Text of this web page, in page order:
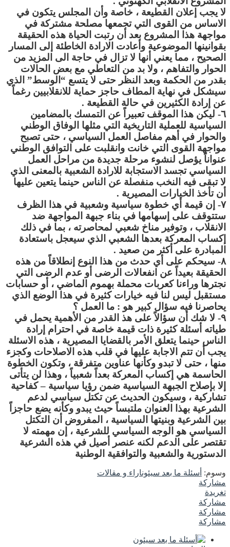
لا يجب إعلان القطيعة ، خاصة وأن المجلس يتكون في
الاساس من القوى التي تجمعها مصلحة مشتركة في
مواجهة هذا المشروع بعد أن رتبت الحياة هذه الحقيقة
بقوانينها الموضوعية وأعادت الارادة الخاطئة إلى المسار
الصحيح ، مما يعني أنها لا تزال في حاجة الى المزيد من
الحوار والتفاهم ، ولا بد من التعاطي مع بعض الحالات
بقدر من الحكمة وبعد النظر حتى لا يتسع “الوسط” الذي
سيشكل في نهاية المطاف حاجز حماية للانقلابيين رغماً
عن إرادة الكثيرين في حالة القطيعة .
٦- ليكن هذا الموقف تعبيراً عن التمسك بالمضامين
السياسية للعملية التاريخية التي مثلها الوفاق الوطني
والحوار في أهم مفاصل العمل السياسي ، حتى تصبح
مواجهة القوى التي خانت وانقلبت على التوافق الوطني
عنواناً يؤصل لنشوء مرحلة جديدة من مراحل العمل
السياسي تجسد الاستجابة للارادة الشعبية بالمعنى الذي
لا تبقى فيه النخب منفصلة عن الناس حينما يتعين عليها
أن تأخذ الخيارات المصيرية .
٧- إن قيمة أي خطوة سياسية وشعبية في هذا الظرف
ستتوقف على إسهامها في بناء جبهة المواجهة ضد
الانقلاب ، وتوفير مناخ شعبي لمحاصرته ، بما في ذلك
إكساب المعركة بعدها الشعبي الذي سيعجل باستعادة
المبادرة على أكثر من صعيد .
٨- سيحكم على أي حدث من هذا النوع إنطلاقاً من هذه
الحقيقة بعيداً عن انفعالات الرضى أو عدم الرضى التي
نجترها وراءنا كعربات محملة بهموم الماضي ، أو حسابات
مستقبل ليس لنا فيه خيارات كثيرة في هذا الوضع الذي
يحاصرنا فيه سؤال كبير هو : ما العمل ؟
٩- لا شك أن سؤالاً على هذ القدر من الأهمية يحمل في
طياته أسئلة كثيرة ذات قيمة خاصة في احترام إرادة
الناس حينما يتعلق الأمر بالقضايا المصيرية ، هذه الاسئلة
يجب أن تتم الاجابة عليها في قلب هذه الاصلاحات وكجزء
منها ، حتى لا تبدو وكأنها عناوين متفرقة ، وتكون الخطوة
الحاسمة هي إكساب المعركة بعداً شعبياً ، وهذا لن يتأتى
إلا بإصلاح الجبهة السياسية ضمن رؤيا سياسية – كفاحية
تشاركية ، وسيكون الحديث عن تكتل سياسي لدعم
الشرعية بهذا العنوان ملتبساً حيث يبدو وكأنه يضع حاجزاً
بين الشرعية وبنيتها السياسية ، المفروض أن التكتل
السياسي هو الوجه السياسي للشرعية ، إن مهمته لا
تقتصر على الدعم لكنه عنصر أصيل في هذه الشرعية
الدستورية والشعبية والتوافقية الوطنية
وسوم: أسئلة ما بعد سيئوناراء و مقالات
مشاركة
تغريدة
مشاركة
مشاركة
مشاركة